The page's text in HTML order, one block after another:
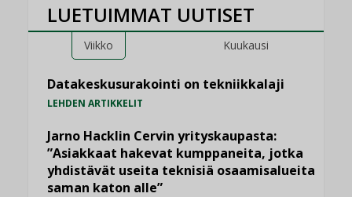
LUETUIMMAT UUTISET
Viikko Kuukausi
Datakeskusurakointi on tekniikkalaji
LEHDEN ARTIKKELIT
Jarno Hacklin Cervin yrityskaupasta:
”Asiakkaat hakevat kumppaneita, jotka
yhdistävät useita teknisiä osaamisalueita
saman katon alle”